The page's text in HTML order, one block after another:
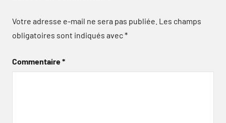
Votre adresse e-mail ne sera pas publiée. Les champs
obligatoires sont indiqués avec*
Commentaire*